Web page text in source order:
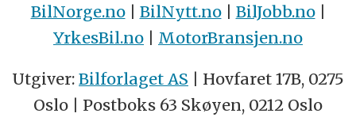
BilNorge.no| BilNytt.no| BilJobb.no|
YrkesBil.no | MotorBransjen.no
Utgiver: Bilforlaget AS | Hovfaret 17B, 0275
Oslo | Postboks 63 Skøyen, 0212 Oslo